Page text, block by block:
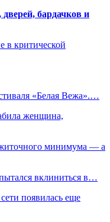
бардачков и
в критической
«Белая Вежа».…
женщина,
минимума — а
вклиниться в…
появилась еще